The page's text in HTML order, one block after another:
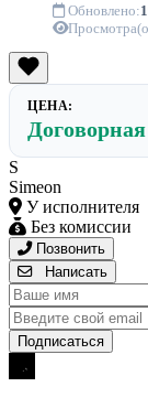
Обновлено:
ЦЕНА:
Договорная
S
Simeon
У исполнителя
Без комиссии
Позвонить
Написать